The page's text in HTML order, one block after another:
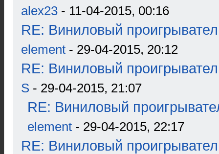
alex23 - 11-04-2015, 00:16
RE: Виниловый
element - 29-04-2015, 20:12
RE: Виниловый
S - 29-04-2015, 21:07
RE: Виниловый
element - 29-04-2015, 22:17
RE: Виниловый